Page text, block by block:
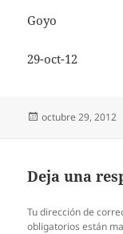
Goyo
29-oct-12
Publicado
octubre 29, 2012
Deja una
Tu dirección de
obligatorios están